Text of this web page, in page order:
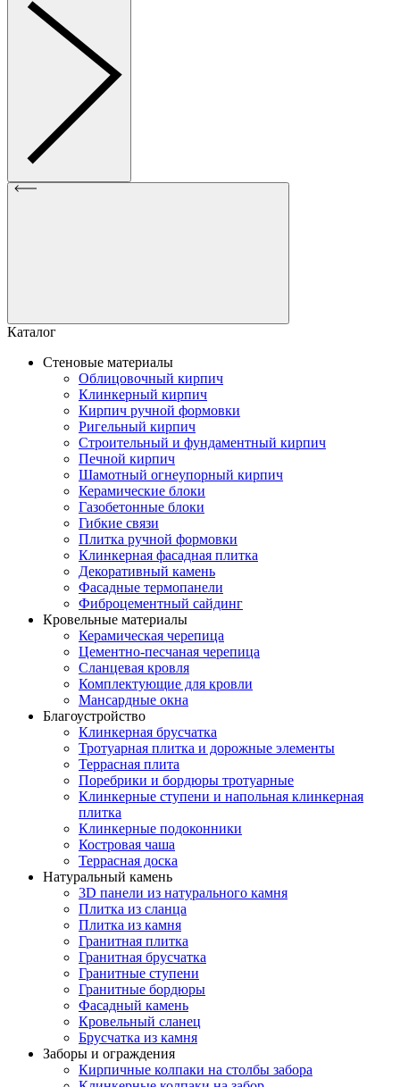
Каталог
Стеновые материалы
Облицовочный кирпич
Клинкерный кирпич
Кирпич ручной формовки
Ригельный кирпич
Строительный и фундаментный кирпич
Печной кирпич
Шамотный огнеупорный кирпич
Керамические блоки
Газобетонные блоки
Гибкие связи
Плитка ручной формовки
Клинкерная фасадная плитка
Декоративный камень
Фасадные термопанели
Фиброцементный сайдинг
Кровельные материалы
Керамическая черепица
Цементно-песчаная черепица
Сланцевая кровля
Комплектующие для кровли
Мансардные окна
Благоустройство
Клинкерная брусчатка
Тротуарная плитка и дорожные элементы
Террасная плита
Поребрики и бордюры тротуарные
Клинкерные ступени и напольная клинкерная
плитка
Клинкерные подоконники
Костровая чаша
Террасная доска
Натуральный камень
3D панели из натурального камня
Плитка из сланца
Плитка из камня
Гранитная плитка
Гранитная брусчатка
Гранитные ступени
Гранитные бордюры
Фасадный камень
Кровельный сланец
Брусчатка из камня
Заборы и ограждения
Кирпичные колпаки на столбы забора